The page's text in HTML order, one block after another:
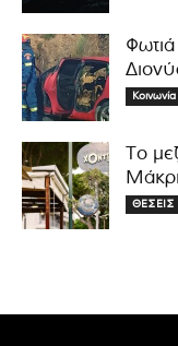
Κοινωνία
Το
ΘΕΣΕΙΣ